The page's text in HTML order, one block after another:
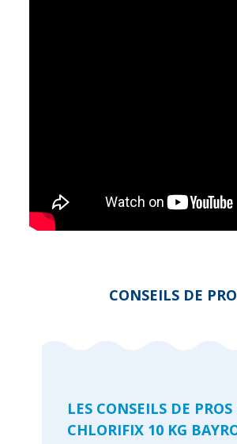
CONSEILS DE
LES CONSEILS DE
CHLORIFIX 10 KG